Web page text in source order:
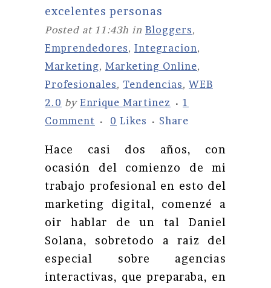
excelentes personas
Posted at 11:43h in Bloggers,
Emprendedores, Integracion,
Marketing, Marketing Online,
Profesionales, Tendencias, WEB
2.0 by Enrique Martinez
1
Comment
0 Likes Share
Hace casi dos años, con
ocasión del comienzo de mi
trabajo profesional en esto del
marketing digital, comenzé a
oir hablar de un tal Daniel
Solana, sobretodo a raiz del
especial sobre agencias
interactivas, que preparaba, en